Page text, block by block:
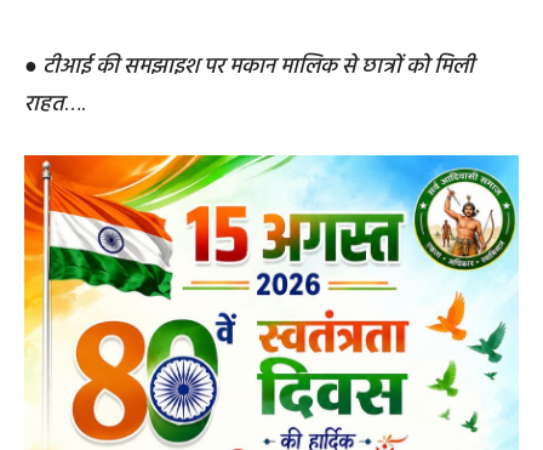
● टीआई की समझाइश पर मकान मालिक से छात्रों को मिली
राहत….